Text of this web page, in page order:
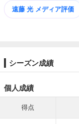
遠藤 光 メディア評価
シーズン成績
個人成績
得点